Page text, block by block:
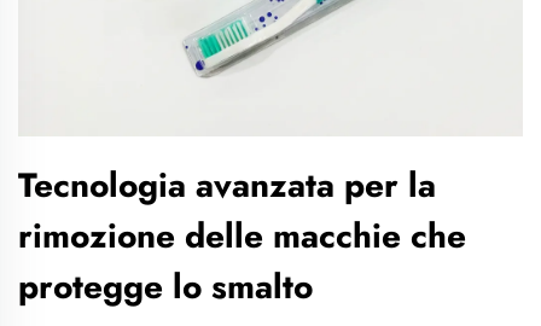
Tecnologia avanzata per la
rimozione delle macchie che
protegge lo smalto